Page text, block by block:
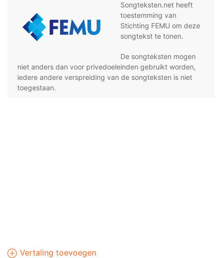
Songteksten.net heeft
toestemming van
Stichting FEMU om deze
songtekst te tonen.
De songteksten mogen
niet anders dan voor privedoeleinden gebruikt worden,
iedere andere verspreiding van de songteksten is niet
toegestaan.
Vertaling toevoegen